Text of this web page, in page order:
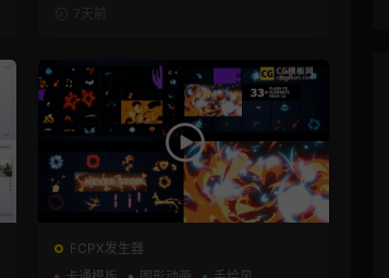
7天前
FCPX发生器